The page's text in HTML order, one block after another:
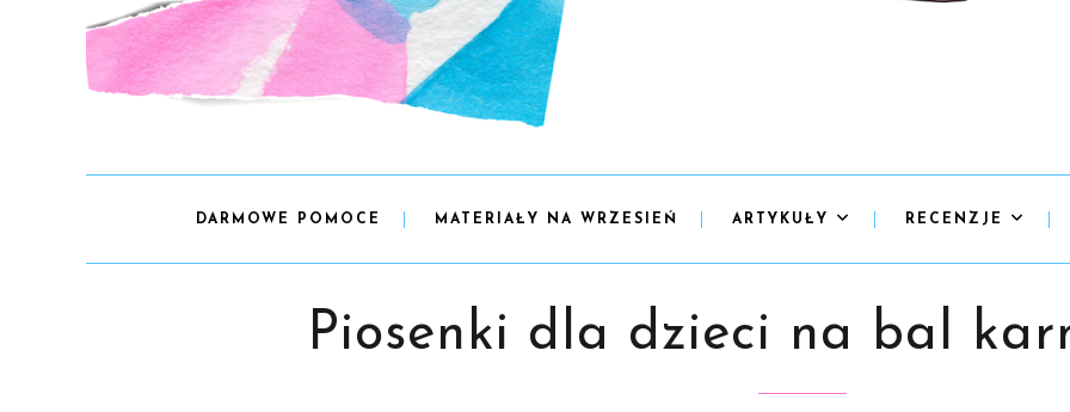
DARMOWE POMOCE MATERIAŁY NA WRZESIEŃ ARTYKUŁY RECENZJE
Piosenki dla dzieci na bal